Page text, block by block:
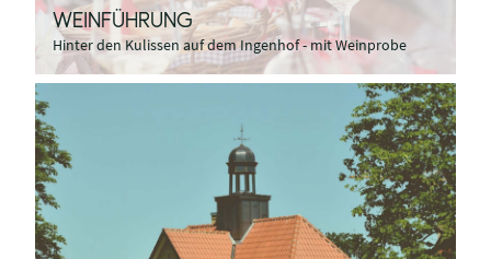
WEINFÜHRUNG
Hinter den Kulissen auf dem Ingenhof - mit Weinprobe